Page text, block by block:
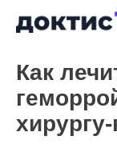
Как